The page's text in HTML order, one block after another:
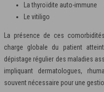
La thyroïdite auto-immune
Le vitiligo
La présence de ces
charge globale du patient
dépistage régulier des maladies
impliquant dermatologues,
souvent nécessaire pour une